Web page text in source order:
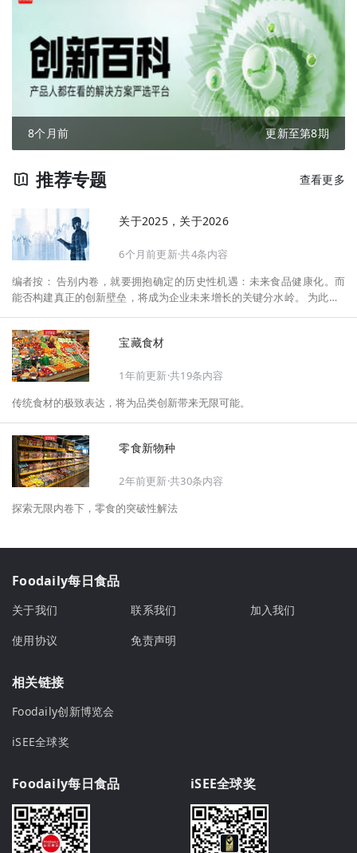
8个月前 更新至第8期
推荐专题 查看更多
关于2025，关于2026
6个月前更新·共4条内容
编者按： 告别内卷，就要拥抱确定的历史性机遇：未来食品健康化。而
能否构建真正的创新壁垒，将成为企业未来增长的关键分水岭。 为此，F
将以“创新产品”透视“未来机会”，以全球视野探寻中国机遇、增长解法，
拆解年度标杆的增长逻辑与谋篇布局，深挖“药食同源”“低GI”“老龄营
养”“清洁标签”等热门赛道的爆品基因，从趋势预判、品类创新、未来增长
机会、企业战略布局以及渠道变革等，为行业提供务实、前瞻的开年创新
宝藏食材
1年前更新·共19条内容
传统食材的极致表达，将为品类创新带来无限可能。
零食新物种
2年前更新·共30条内容
探索无限内卷下，零食的突破性解法
Foodaily每日食品
关于我们 联系我们
加入我们
使用协议
免责声明
相关链接
Foodaily创新博览会
iSEE全球奖
Foodaily每日食品 iSEE全球奖